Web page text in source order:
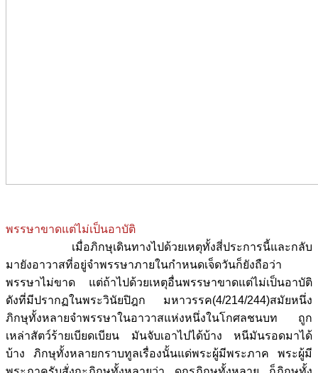
พรรษาขาดแต่ไม่เป็นอาบัติ
เมื่อภิกษุเดินทางไปด้วยเหตุทั้งสี่ประการนี้และกลับ
มายังอาวาสที่อยู่จำพรรษาภายในกำหนดเจ็ดวันก็ยังถือว่า
พรรษาไม่ขาด แต่ถ้าไปด้วยเหตุอื่นพรรษาขาดแต่ไม่เป็นอาบัติ
ดังที่มีปรากฏในพระวินัยปิฎก มหาวรรค(4/214/244)สมัยหนึ่ง
ภิกษุทั้งหลายจำพรรษาในอาวาสแห่งหนึ่งในโกศลชนบท ถูก
เหล่าสัตว์ร้ายเบียดเบียน มันจับเอาไปได้บ้าง หนีมันรอดมาได้
บ้าง ภิกษุทั้งหลายกราบทูลเรื่องนั้นแด่พระผู้มีพระภาค พระผู้มี